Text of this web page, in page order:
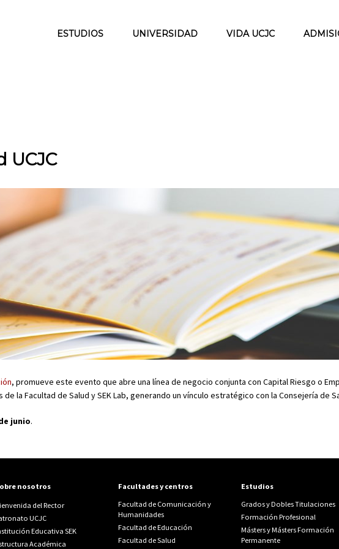
ESTUDIOS UNIVERSIDAD VIDA UCJC
UCJC
, promueve este evento que abre una línea de negocio conjunta con Capital Riesgo o
la Facultad de Salud y SEK Lab, generando un vínculo estratégico con la Consejería de
junio.
nosotros
del Rector
UCJC
Educativa SEK
Académica
Facultades y centros
Facultad de Comunicación y
Humanidades
Facultad de Educación
Facultad de Salud
Estudios
Grados y Dobles Titulaciones
Formación Profesional
Másters y Másters Formación
Permanente